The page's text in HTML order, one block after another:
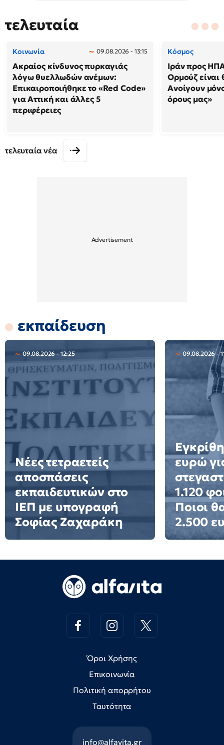
τελευταία
Κοινωνία 09.08.2026 - 13:15
Ακραίος κίνδυνος πυρκαγιάς
λόγω θυελλωδών ανέμων:
Επικαιροποιήθηκε το «Red Code»
για Αττική και άλλες 5
περιφέρειες
Κόσμος
Ιράν προς
Ορμούζ είναι
Ανοίγουν
όρους μας»
τελευταία νέα
εκπαίδευση
09.08.2026 - 12:25
Νέες τετραετείς
αποσπάσεις
εκπαιδευτικών στο
ΙΕΠ με υπογραφή
Σοφίας Ζαχαράκη
09.08.2026 -
ευρώ
1.120
Ποιοι
2.500
Όροι Χρήσης
Επικοινωνία
Πολιτική απορρήτου
Ταυτότητα
info@alfavita.gr